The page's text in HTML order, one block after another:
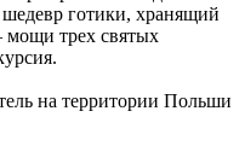
готики, хранящий
трех святых
на территории Польши